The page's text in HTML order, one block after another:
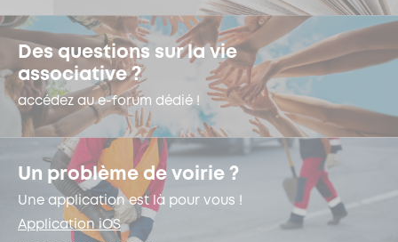
Des questions sur la vie
associative ?
accédez au e-forum dédié !
Un problème de voirie ?
Une application est là pour vous !
Application iOS